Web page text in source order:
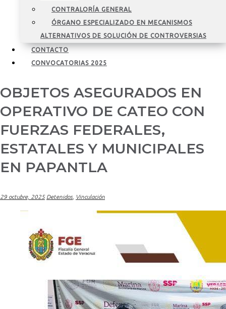
CONTRALORÍA GENERAL
ÓRGANO ESPECIALIZADO EN MECANISMOS
ALTERNATIVOS DE SOLUCIÓN DE CONTROVERSIAS
CONTACTO
CONVOCATORIAS 2025
OBJETOS ASEGURADOS EN
OPERATIVO DE CATEO CON
FUERZAS FEDERALES,
ESTATALES Y MUNICIPALES
EN PAPANTLA
29 octubre, 2025 Detenidos, Vinculación